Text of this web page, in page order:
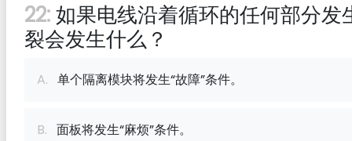
22:如果电线沿着循环的任何部分发
裂会发生什么？
A. 单个隔离模块将发生“故障”条件。
B. 面板将发生“麻烦”条件。